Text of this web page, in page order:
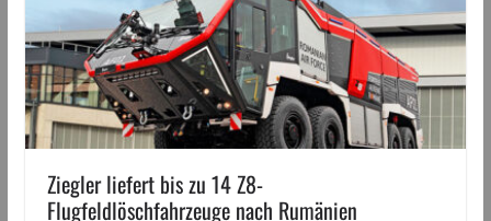
Ziegler liefert bis zu 14 Z8-
Flugfeldlöschfahrzeuge nach Rumänien